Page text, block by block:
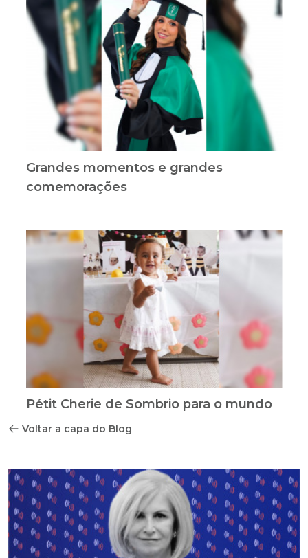
Grandes momentos e grandes
comemorações
Pétit Cherie de Sombrio para o mundo
Voltar a capa do Blog